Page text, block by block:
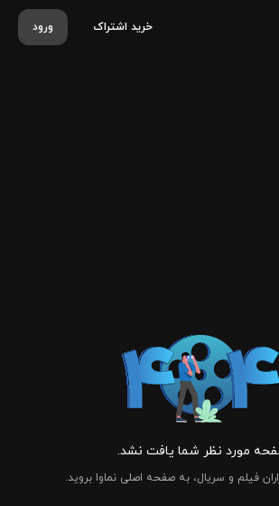
ورود خرید اشتراک
مورد نظر شما یافت نشد.
فیلم و سریال، به صفحه اصلی نماوا بروید.